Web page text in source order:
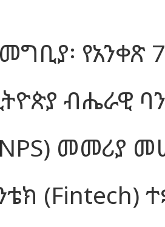
መግቢያ፡ የአንቀጽ
ብሔራዊ
መመሪያ
(Fintech)